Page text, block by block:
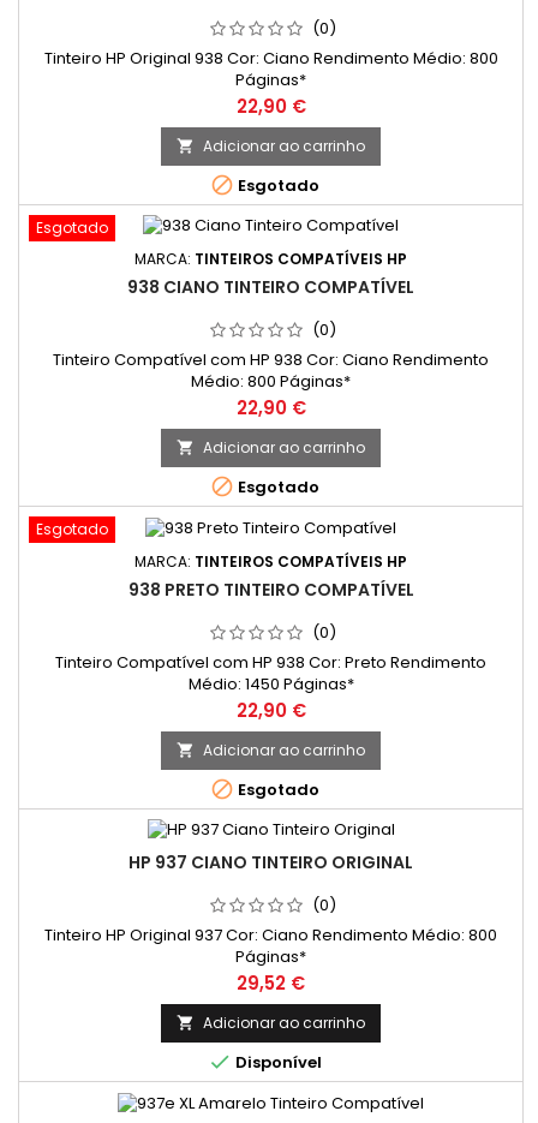
(0)
Tinteiro HP Original 938 Cor: Ciano Rendimento Médio: 800
Páginas*
Preço
22,90 €
 Adicionar ao carrinho
 Esgotado
Esgotado
MARCA: TINTEIROS COMPATÍVEIS HP
938 CIANO TINTEIRO COMPATÍVEL
(0)
Tinteiro Compatível com HP 938 Cor: Ciano Rendimento
Médio: 800 Páginas*
Preço
22,90 €
 Adicionar ao carrinho
 Esgotado
Esgotado
MARCA: TINTEIROS COMPATÍVEIS HP
938 PRETO TINTEIRO COMPATÍVEL
(0)
Tinteiro Compatível com HP 938 Cor: Preto Rendimento
Médio: 1450 Páginas*
Preço
22,90 €
 Adicionar ao carrinho
 Esgotado
HP 937 CIANO TINTEIRO ORIGINAL
(0)
Tinteiro HP Original 937 Cor: Ciano Rendimento Médio: 800
Páginas*
Preço
29,52 €
 Adicionar ao carrinho
 Disponível